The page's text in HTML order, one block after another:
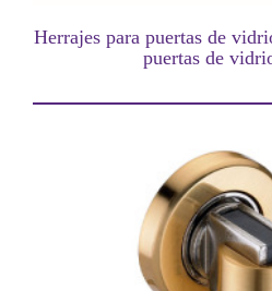
Herrajes para puertas de
puertas de